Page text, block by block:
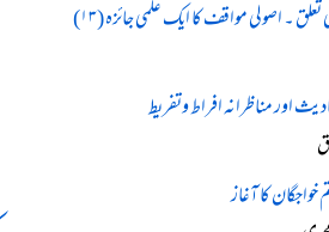
۔ اصولی مواقف کا ایک علمی جائزہ (۱۳)
اور مناظرانہ افراط وتفریط
خواجگان کا آغاز